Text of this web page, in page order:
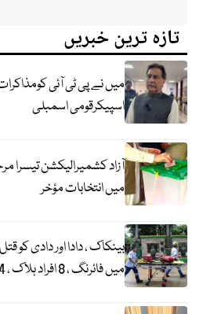
تازہ ترین خبریں
میں نے پی ٹی آئی
اسپیکرقومی اسمبلی
آزاد کشمیرالیکشن تیسرا
میں انتخابات مؤخر
بینکاک ، دادا اور دادی کو
میں فائرنگ ، 8 افراد ہلاک ، 14 زخمی